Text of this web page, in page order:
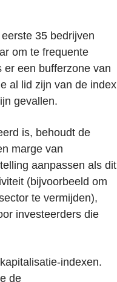
35 bedrijven
om te frequente
er een bufferzone van
al lid zijn van de index
gevallen.
is, behoudt de
marge van
aanpassen als dit
(bijvoorbeeld om
te vermijden),
investeerders die
indexen.
de